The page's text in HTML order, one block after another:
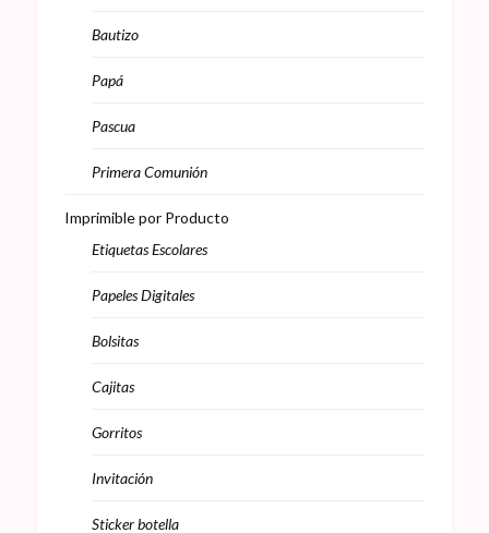
Bautizo
Papá
Pascua
Primera Comunión
Imprimible por Producto
Etiquetas Escolares
Papeles Digitales
Bolsitas
Cajitas
Gorritos
Invitación
Sticker botella